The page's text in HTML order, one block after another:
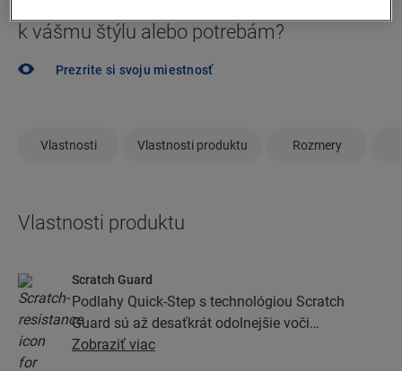
k vášmu štýlu alebo potrebám?
Prezrite si svoju miestnosť
Vlastnosti Vlastnosti produktu Rozmery
Vlastnosti produktu
Scratch Guard
Podlahy Quick-Step s technológiou Scratch
Guard sú až desaťkrát odolnejšie voči
poškriabaniu ako podlahy bez nej.
Zobraziť viac